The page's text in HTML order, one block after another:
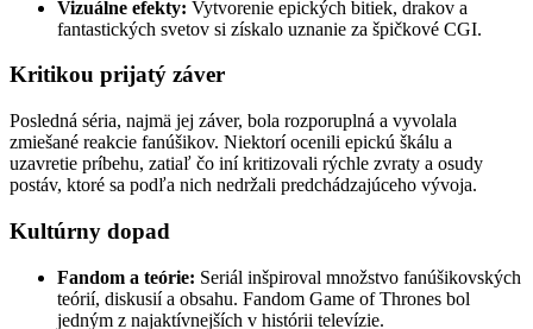
Vizuálne efekty: Vytvorenie epických bitiek, drakov a
fantastických svetov si získalo uznanie za špičkové CGI.
Kritikou prijatý záver
Posledná séria, najmä jej záver, bola rozporuplná a vyvolala
zmiešané reakcie fanúšikov. Niektorí ocenili epickú škálu a
uzavretie príbehu, zatiaľ čo iní kritizovali rýchle zvraty a osudy
postáv, ktoré sa podľa nich nedržali predchádzajúceho vývoja.
Kultúrny dopad
Fandom a teórie: Seriál inšpiroval množstvo fanúšikovských
teórií, diskusií a obsahu. Fandom Game of Thrones bol
jedným z najaktívnejších v histórii televízie.